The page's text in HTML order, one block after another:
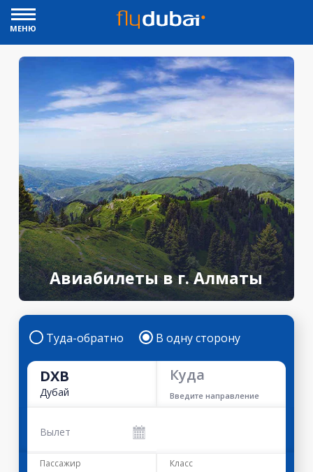
МЕНЮ
Авиабилеты в г. Алматы
Туда-обратно В одну сторону
DXB
Дубай
Куда
Введите направление
Вылет
Пассажир Класс